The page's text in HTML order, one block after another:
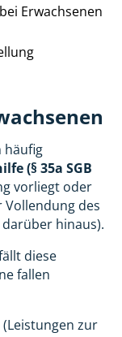
Erwachsenen
häufig
(§ 35a SGB
vorliegt oder
Vollendung des
hinaus).
diese
fallen
(Leistungen zur